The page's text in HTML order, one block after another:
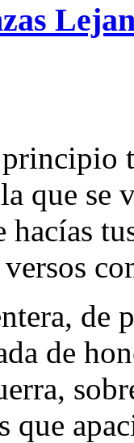
que se
hacías
de
de
que